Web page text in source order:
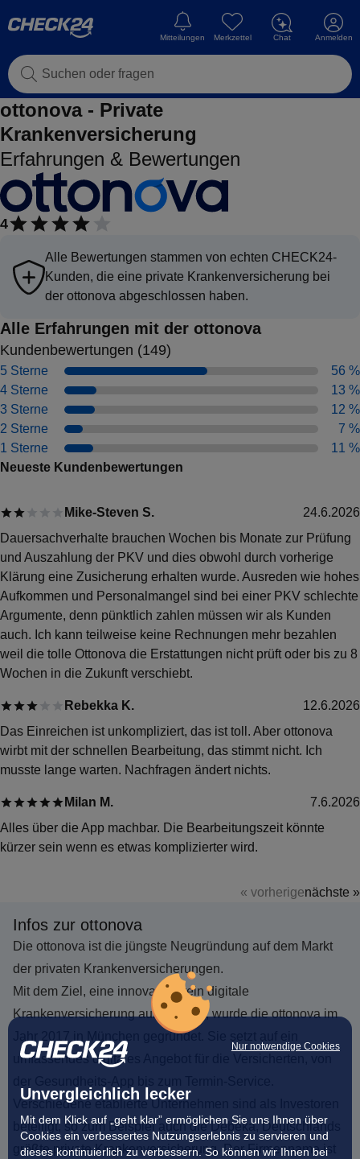
Nur notwendige Cookies
Unvergleichlich lecker
Mit dem Klick auf „geht klar” ermöglichen Sie uns Ihnen über
Cookies ein verbessertes Nutzungserlebnis zu servieren und
dieses kontinuierlich zu verbessern. So können wir Ihnen bei
Suchen oder fragen
Mitteilungen Merkzettel Chat Anmelden
ottonova - Private
Krankenversicherung
Erfahrungen & Bewertungen
4
Alle Bewertungen stammen von echten CHECK24-
Kunden, die eine private Krankenversicherung bei
der ottonova abgeschlossen haben.
Alle Erfahrungen mit der ottonova
Kundenbewertungen (149)
5 Sterne 56 %
4 Sterne
13 %
3 Sterne
12 %
2 Sterne
7 %
1 Sterne
11 %
Neueste Kundenbewertungen
Mike-Steven S.
24.6.2026
Dauersachverhalte brauchen Wochen bis Monate zur Prüfung
und Auszahlung der PKV und dies obwohl durch vorherige
Klärung eine Zusicherung erhalten wurde. Ausreden wie hohes
Aufkommen und Personalmangel sind bei einer PKV schlechte
Argumente, denn pünktlich zahlen müssen wir als Kunden
auch. Ich kann teilweise keine Rechnungen mehr bezahlen
weil die tolle Ottonova die Erstattungen nicht prüft oder bis zu 8
Wochen in die Zukunft verschiebt.
Rebekka K.
12.6.2026
Das Einreichen ist unkompliziert, das ist toll. Aber ottonova
wirbt mit der schnellen Bearbeitung, das stimmt nicht. Ich
musste lange warten. Nachfragen ändert nichts.
Milan M.
7.6.2026
Alles über die App machbar. Die Bearbeitungszeit könnte
kürzer sein wenn es etwas komplizierter wird.
« vorherigenächste »
Infos zur ottonova
Die ottonova ist die jüngste Neugründung auf dem Markt
der privaten Krankenversicherungen.
Mit dem Ziel, eine innovative, rein digitale
Krankenversicherung aufzubauen, wurde die ottonova im
Jahr 2017 in München gegründet. Sie setzt auf ein
umfassendes digitales Angebot für die Versicherten, von
Verschiedene etablierte Unternehmen sind als Investoren
beteiligt, so zum Beispiel auch die Debeka, Deutschlands
größte private Krankenversicherung. Der Firmenname ist